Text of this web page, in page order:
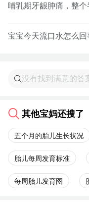
哺乳期牙龈肿痛，整
宝宝今天流口水怎么回
其他宝妈还搜了
五个月的胎儿生长状况
胎儿每周发育标准
每周胎儿发育图